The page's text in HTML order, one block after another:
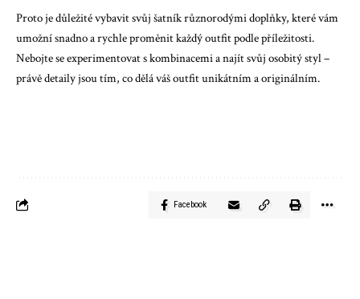
Proto je důležité vybavit svůj šatník různorodými doplňky, které vám
umožní snadno a rychle proměnit každý outfit podle příležitosti.
Nebojte se experimentovat s kombinacemi a najít svůj osobitý styl –
právě detaily jsou tím, co dělá váš outfit unikátním a originálním.
Facebook